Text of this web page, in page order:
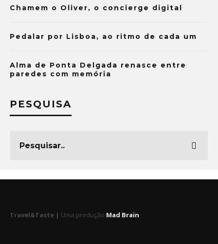
Chamem o Oliver, o concierge digital
Pedalar por Lisboa, ao ritmo de cada um
Alma de Ponta Delgada renasce entre
paredes com memória
PESQUISA
Travel&Taste | Uma produção Mad Brain